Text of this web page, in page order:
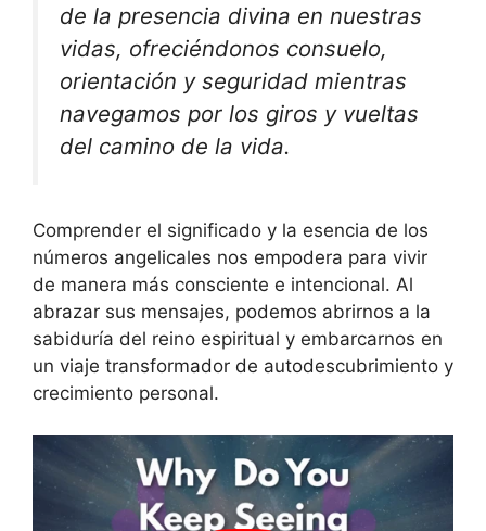
de la presencia divina en nuestras
vidas, ofreciéndonos consuelo,
orientación y seguridad mientras
navegamos por los giros y vueltas
del camino de la vida.
Comprender el significado y la esencia de los
números angelicales nos empodera para vivir
de manera más consciente e intencional. Al
abrazar sus mensajes, podemos abrirnos a la
sabiduría del reino espiritual y embarcarnos en
un viaje transformador de autodescubrimiento y
crecimiento personal.